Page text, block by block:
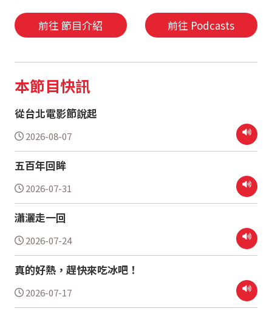
前往 節目介紹 前往 Podcasts
本節目快訊
從台北電影節說起
2026-08-07
五百年回眸
2026-07-31
瀟灑走一回
2026-07-24
真的好熱，趕快來吃冰吧！
2026-07-17